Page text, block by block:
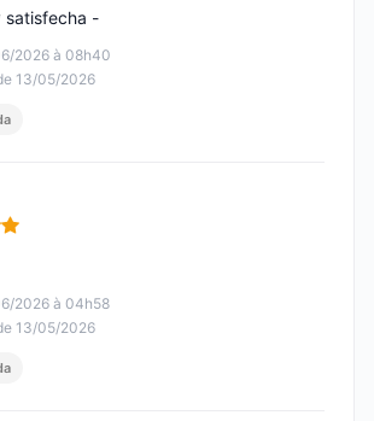
2026 à 08h40
13/05/2026
satisfecha -
5
2026 à 04h58
13/05/2026